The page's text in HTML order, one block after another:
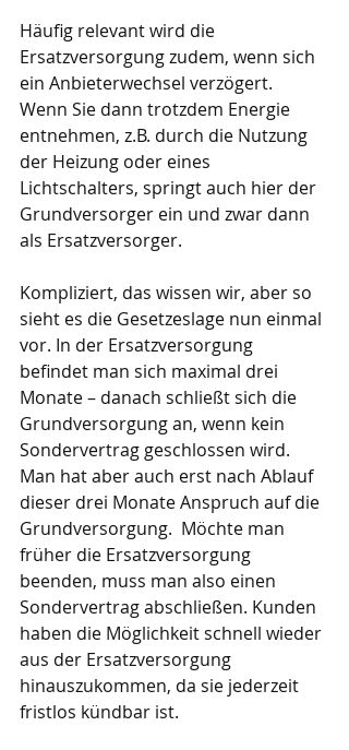
Häufig relevant wird die
Ersatzversorgung zudem, wenn sich
ein Anbieterwechsel verzögert.
Wenn Sie dann trotzdem Energie
entnehmen, z.B. durch die Nutzung
der Heizung oder eines
Lichtschalters, springt auch hier der
Grundversorger ein und zwar dann
als Ersatzversorger.
Kompliziert, das wissen wir, aber so
sieht es die Gesetzeslage nun einmal
vor. In der Ersatzversorgung
befindet man sich maximal drei
Monate – danach schließt sich die
Grundversorgung an, wenn kein
Sondervertrag geschlossen wird.
Man hat aber auch erst nach Ablauf
dieser drei Monate Anspruch auf die
Grundversorgung.  Möchte man
früher die Ersatzversorgung
beenden, muss man also einen
Sondervertrag abschließen. Kunden
haben die Möglichkeit schnell wieder
aus der Ersatzversorgung
hinauszukommen, da sie jederzeit
fristlos kündbar ist.